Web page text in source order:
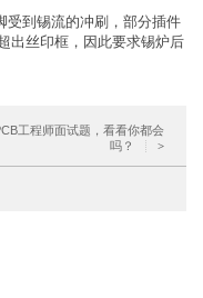
到锡流的冲刷，部分插件
出丝印框，因此要求锡炉后
工程师面试题，看看你都会
吗？
>